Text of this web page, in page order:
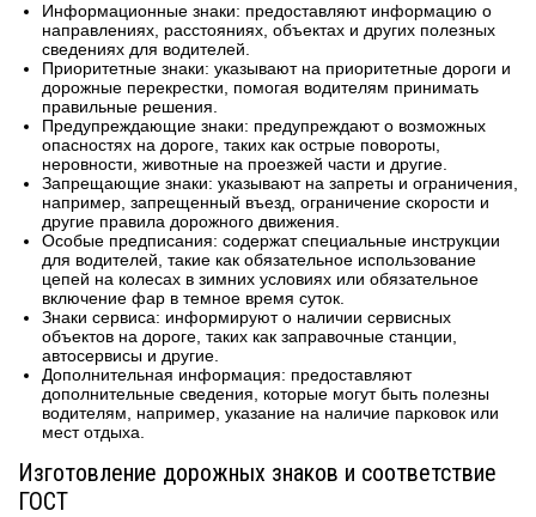
Информационные знаки: предоставляют информацию о
направлениях, расстояниях, объектах и других полезных
сведениях для водителей.
Приоритетные знаки: указывают на приоритетные дороги и
дорожные перекрестки, помогая водителям принимать
правильные решения.
Предупреждающие знаки: предупреждают о возможных
опасностях на дороге, таких как острые повороты,
неровности, животные на проезжей части и другие.
Запрещающие знаки: указывают на запреты и ограничения,
например, запрещенный въезд, ограничение скорости и
другие правила дорожного движения.
Особые предписания: содержат специальные инструкции
для водителей, такие как обязательное использование
цепей на колесах в зимних условиях или обязательное
включение фар в темное время суток.
Знаки сервиса: информируют о наличии сервисных
объектов на дороге, таких как заправочные станции,
автосервисы и другие.
Дополнительная информация: предоставляют
дополнительные сведения, которые могут быть полезны
водителям, например, указание на наличие парковок или
мест отдыха.
Изготовление дорожных знаков и соответствие
ГОСТ